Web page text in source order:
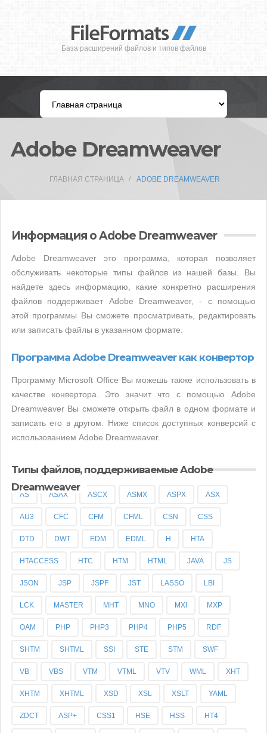
База расширений файлов и типов файлов
Adobe Dreamweaver
ГЛАВНАЯ СТРАНИЦА ADOBE DREAMWEAVER
Информация о Adobe Dreamweaver
Adobe Dreamweaver это программа, которая позволяет
обслуживать некоторые типы файлов из нашей базы. Вы
найдете здесь информацию, какие конкретно расширения
файлов поддерживает Adobe Dreamweaver, - с помощью
этой программы Вы сможете просматривать, редактировать
или записать файлы в указанном формате.
Программа Adobe Dreamweaver как конвертор
Программу Microsoft Office Вы можешь также использовать в
качестве конвертора. Это значит что с помощью Adobe
Dreamweaver Вы сможете открыть файл в одном формате и
записать его в другом. Ниже список доступных конверсий с
использованием Adobe Dreamweaver.
Типы файлов, поддерживаемые Adobe
Dreamweaver
AS ASAX ASCX ASMX ASPX ASX
AU3 CFC CFM CFML CSN CSS
DTD DWT EDM EDML H HTA
HTACCESS HTC HTM HTML JAVA JS
JSON JSP JSPF JST LASSO LBI
LCK MASTER MHT MNO MXI MXP
OAM PHP PHP3 PHP4 PHP5 RDF
SHTM SHTML SSI STE STM SWF
VB VBS VTM VTML VTV WML XHT
XHTM XHTML XSD XSL XSLT YAML
ZDCT ASP+ CSS1 HSE HSS HT4